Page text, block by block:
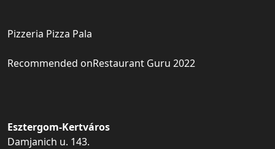
Pizzeria Pizza Pala
Recommended onRestaurant Guru 2022
Esztergom-Kertváros
Damjanich u. 143.